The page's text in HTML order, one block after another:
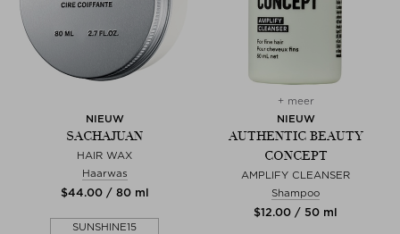
NIEUW
SACHAJUAN
HAIR WAX
Haarwas
$‌44.00 / 80 ml
SUNSHINE15
+ meer
NIEUW
AUTHENTIC BEAUTY
CONCEPT
AMPLIFY CLEANSER
Shampoo
$‌12.00 / 50 ml